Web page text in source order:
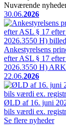
Nuværende
30.06.2026
Ankestyrelsens
efter ASL § 17
2026.3550 H) ARK
22.06.2026
ØLD af 16. juni
bils værdi ex.
Se flere nyheder